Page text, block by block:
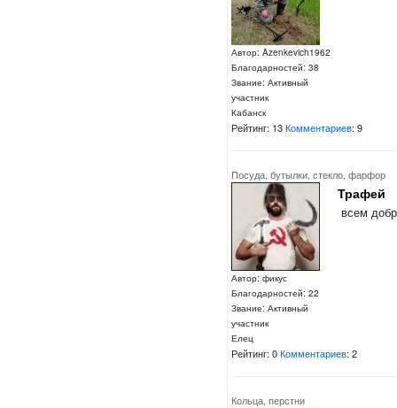
Автор: Azenkevich1962
Благодарностей: 38
Звание: Активный
участник
Кабанск
Рейтинг: 13Комментариев: 9
Посуда, бутылки, стекло, фарфор
Автор: фикус
Благодарностей: 22
Звание: Активный
участник
Елец
Трафей
всем
Рейтинг: 0Комментариев: 2
Кольца, перстни